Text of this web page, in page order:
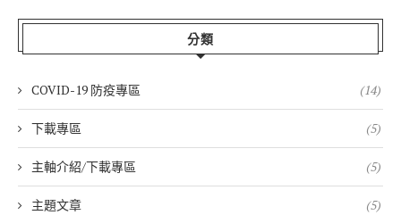
分類
COVID-19 防疫專區 (14)
下載專區 (5)
主軸介紹/下載專區 (5)
主題文章 (5)